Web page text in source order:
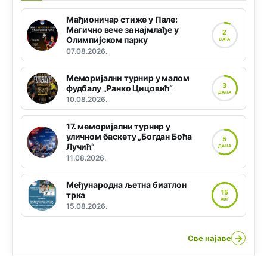
Мађионичар стиже у Пале:
Магично вече за најмлађе у
Олимпијском парку
07.08.2026.
2
САТА
Меморијални турнир у малом
фудбалу „Ранко Цицовић“
10.08.2026.
3
ДАНА
17. меморијални турнир у
уличном баскету „Богдан Боћа
Лучић“
11.08.2026.
5
ДАНА
Међународна љетна биатлон
трка
15.08.2026.
15
АВГ
Све најаве →